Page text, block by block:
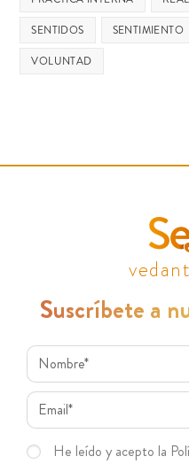
SENTIDOS
SENTIMIENTO
VOLUNTAD
Suscríbete a
He leído y acepto la